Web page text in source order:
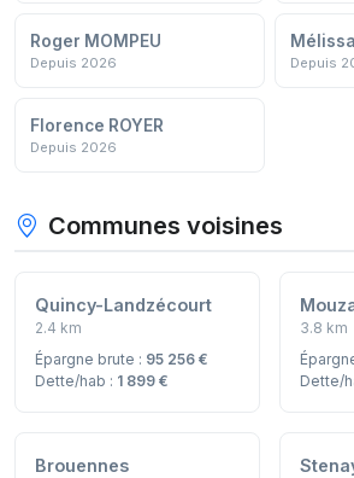
Roger MOMPEU
Depuis 2026
Mélissa
Depuis
Florence ROYER
Depuis 2026
Communes voisines
Quincy-Landzécourt
2.4 km
Épargne brute : 95 256 €
Dette/hab : 1 899 €
3.8 km
Dette/
Brouennes